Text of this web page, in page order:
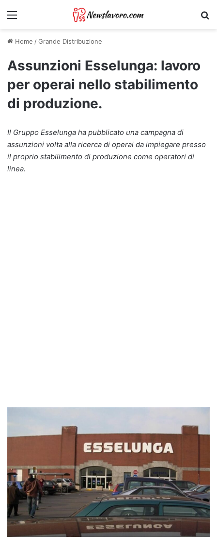
Menu
Home /Grande Distribuzione
Assunzioni Esselunga: lavoro
per operai nello stabilimento
di produzione.
Il Gruppo Esselunga ha pubblicato una campagna di
assunzioni volta alla ricerca di operai da impiegare presso
il proprio stabilimento di produzione come operatori di
linea.